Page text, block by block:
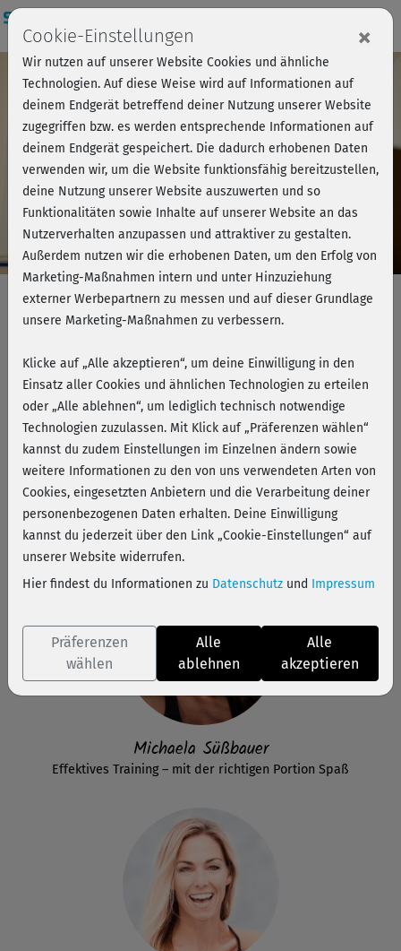
Unsere
Trainer*innen
Erfahrung. Kompetenz. Motivation
Dich sicher durcheffektive und mitreißende
Home-Workouts!
Unsere Fitness-Experten
Michaela Süßbauer
Effektives Training – mit der richtigen Portion Spaß
Cookie-Einstellungen ×
Wir nutzen auf unserer Website Cookies und ähnliche
Technologien. Auf diese Weise wird auf Informationen auf
deinem Endgerät betreffend deiner Nutzung unserer Website
zugegriffen bzw. es werden entsprechende Informationen auf
deinem Endgerät gespeichert. Die dadurch erhobenen Daten
verwenden wir, um die Website funktionsfähig bereitzustellen,
deine Nutzung unserer Website auszuwerten und so
Funktionalitäten sowie Inhalte auf unserer Website an das
Nutzerverhalten anzupassen und attraktiver zu gestalten.
Außerdem nutzen wir die erhobenen Daten, um den Erfolg von
Marketing-Maßnahmen intern und unter Hinzuziehung
externer Werbepartnern zu messen und auf dieser Grundlage
unsere Marketing-Maßnahmen zu verbessern.
Klicke auf „Alle akzeptieren“, um deine Einwilligung in den
Einsatz aller Cookies und ähnlichen Technologien zu erteilen
oder „Alle ablehnen“, um lediglich technisch notwendige
Technologien zuzulassen. Mit Klick auf „Präferenzen wählen“
kannst du zudem Einstellungen im Einzelnen ändern sowie
weitere Informationen zu den von uns verwendeten Arten von
Cookies, eingesetzten Anbietern und die Verarbeitung deiner
personenbezogenen Daten erhalten. Deine Einwilligung
kannst du jederzeit über den Link „Cookie-Einstellungen“ auf
unserer Website widerrufen.
Hier findest du Informationen zu Datenschutz und Impressum
Präferenzen
wählen
Alle
ablehnen
Alle
akzeptieren